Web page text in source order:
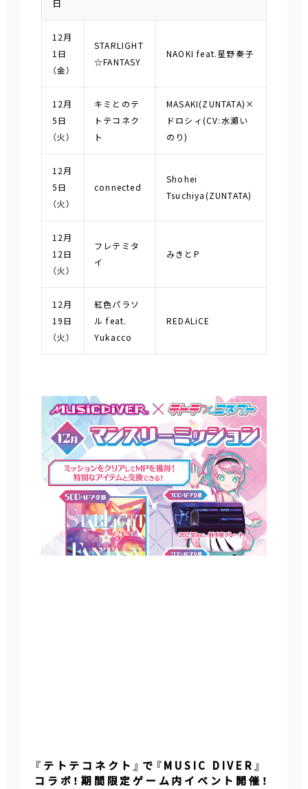
日
12月
1日
（金）
STARLIGHT
☆FANTASY
NAOKI feat.星野奏子
12月
5日
（火）
キミとのテ
トテコネク
ト
MASAKI(ZUNTATA)×
ドロシィ(CV:水瀬い
のり)
12月
5日
（火）
connected
Shohei
Tsuchiya(ZUNTATA)
12月
12日
（火）
フレテミタ
イ
みきとP
12月
19日
（火）
紅色パラソ
ル feat.
Yukacco
REDALiCE
『テトテコネクト』で『MUSIC DIVER』
コラボ！期間限定ゲーム内イベント開催！